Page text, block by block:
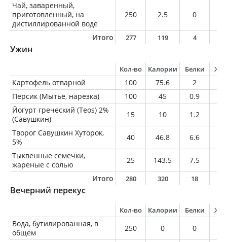
Чай, заваренный,
приготовленный, на
дистиллированной воде
250 2.5 0
Итого 277 119 4
Ужин
Кол-во Калории Белки
Картофель отварной 100 75.6 2
Персик (Мытьё, нарезка)
100 45 0.9
Йогурт греческий (Teos) 2%
(Савушкин)
15 10 1.2
Творог Савушкин Хуторок,
5%
40 46.8 6.6
Тыквенные семечки,
жареные с солью
25 143.5 7.5
Итого
280 320 18
Вечерний перекус
Кол-во Калории Белки
Вода, бутилированная, в
общем
250 0 0